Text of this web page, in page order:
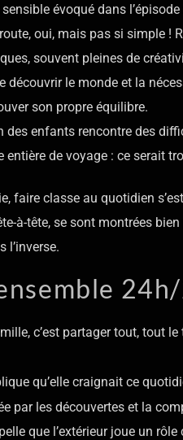
évoqué dans l’épisode
oui, mais pas si simple !
souvent pleines de
découvrir le monde et la
son propre équilibre.
des enfants rencontre des
entière de voyage : ce serait
faire classe au quotidien
à-tête, se sont montrées
l’inverse.
c’est partager tout, tout
qu’elle craignait ce
par les découvertes et la
que l’extérieur joue un